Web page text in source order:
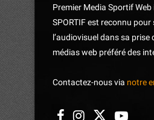
Premier Media Sportif Web
SPORTIF est reconnu
l’audiovisuel dans sa prise
médias web préféré des
Contactez-nous via notre